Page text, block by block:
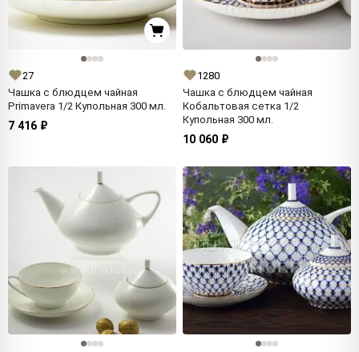
27
Чашка с блюдцем чайная
Primavera 1/2 Купольная 300 мл.
7 416 ₽
1280
Чашка с блюдцем чайная
Кобальтовая сетка 1/2
Купольная 300 мл.
10 060 ₽